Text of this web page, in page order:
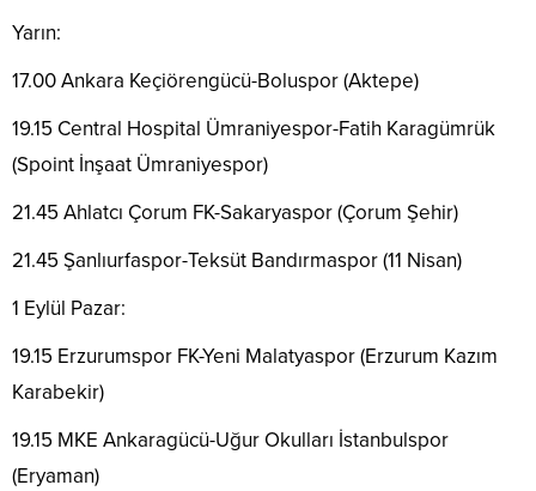
Yarın:
17.00 Ankara Keçiörengücü-Boluspor (Aktepe)
19.15 Central Hospital Ümraniyespor-Fatih Karagümrük
(Spoint İnşaat Ümraniyespor)
21.45 Ahlatcı Çorum FK-Sakaryaspor (Çorum Şehir)
21.45 Şanlıurfaspor-Teksüt Bandırmaspor (11 Nisan)
1 Eylül Pazar:
19.15 Erzurumspor FK-Yeni Malatyaspor (Erzurum Kazım
Karabekir)
19.15 MKE Ankaragücü-Uğur Okulları İstanbulspor
(Eryaman)